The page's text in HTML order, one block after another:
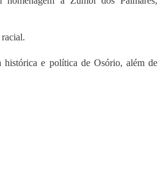
histórica e política de Osório, além de